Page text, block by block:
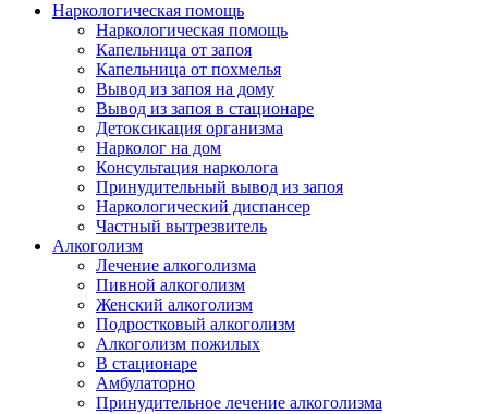
Наркологическая помощь
Наркологическая помощь
Капельница от запоя
Капельница от похмелья
Вывод из запоя на дому
Вывод из запоя в стационаре
Детоксикация организма
Нарколог на дом
Консультация нарколога
Принудительный вывод из запоя
Наркологический диспансер
Частный вытрезвитель
Алкоголизм
Лечение алкоголизма
Пивной алкоголизм
Женский алкоголизм
Подростковый алкоголизм
Алкоголизм пожилых
В стационаре
Амбулаторно
Принудительное лечение алкоголизма